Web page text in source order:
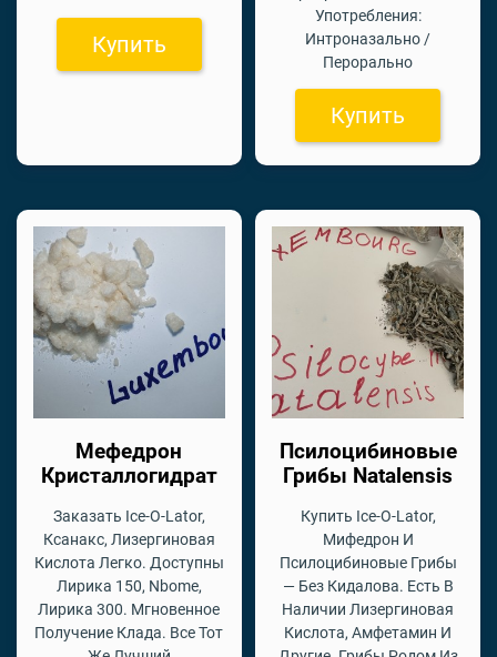
Купить
Употребления:
Интроназально /
Перорально
Купить
Мефедрон
Кристаллогидрат
Заказать Ice-O-Lator,
Ксанакс, Лизергиновая
Кислота Легко. Доступны
Лирика 150, Nbome,
Лирика 300. Мгновенное
Получение Клада. Все Тот
Псилоцибиновые
Грибы Natalensis
Купить Ice-O-Lator,
Мифедрон И
Псилоцибиновые Грибы
— Без Кидалова. Есть В
Наличии Лизергиновая
Кислота, Амфетамин И